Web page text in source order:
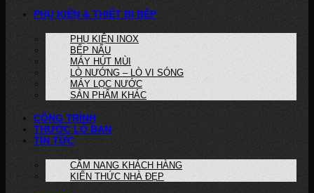
PHỤ KIỆN & THIẾT BỊ BẾP
PHỤ KIỆN INOX
BẾP NẤU
MÁY HÚT MÙI
LÒ NƯỚNG – LÒ VI SÓNG
MÁY LỌC NƯỚC
SẢN PHẨM KHÁC
CÔNG TRÌNH
THƯỚC LỖ BAN
TIN TỨC
CẨM NANG KHÁCH HÀNG
KIẾN THỨC NHÀ ĐẸP